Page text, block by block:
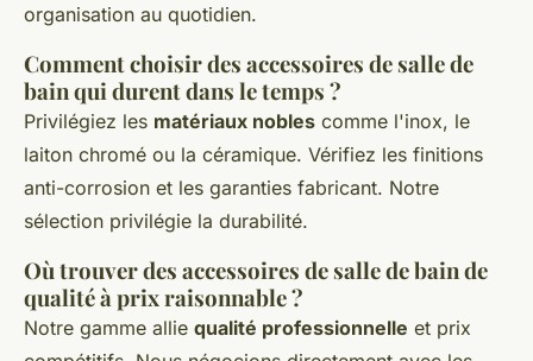
organisation au quotidien.
Comment choisir des accessoires de salle de
bain qui durent dans le temps ?
Privilégiez les matériaux nobles comme l'inox, le
laiton chromé ou la céramique. Vérifiez les finitions
anti-corrosion et les garanties fabricant. Notre
sélection privilégie la durabilité.
Où trouver des accessoires de salle de bain de
qualité à prix raisonnable ?
Notre gamme allie qualité professionnelle et prix